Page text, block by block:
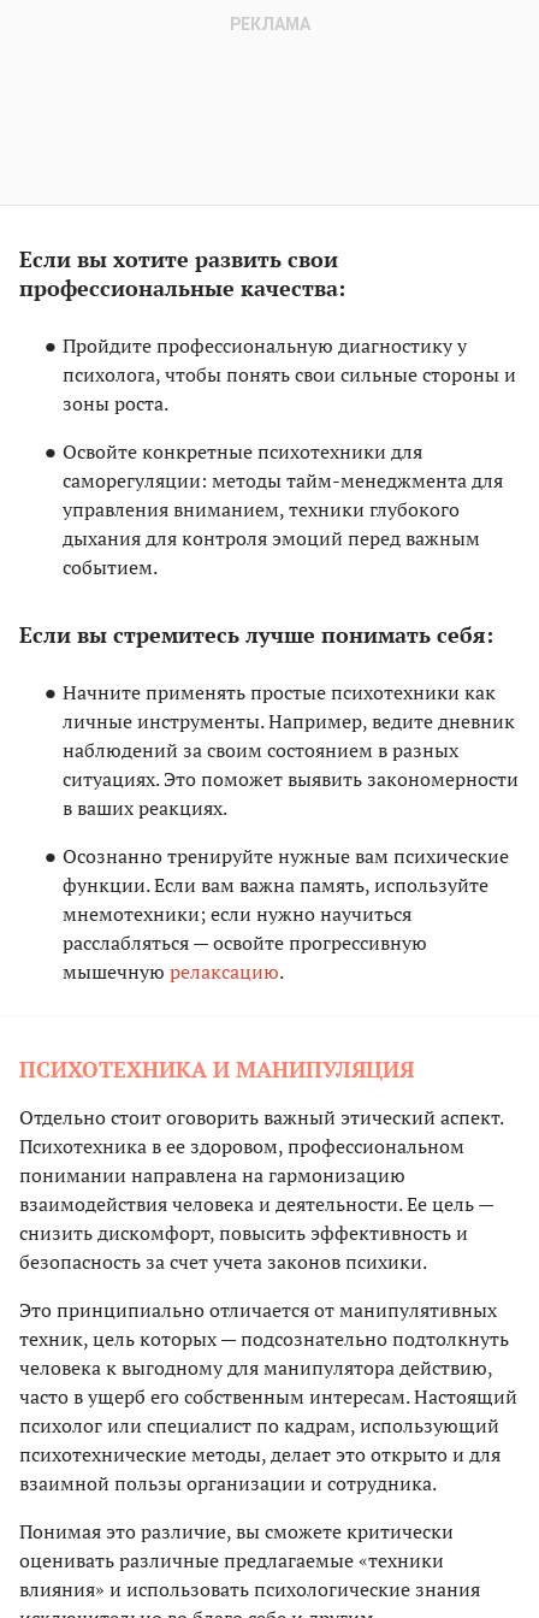
Если вы хотите развить свои
профессиональные качества:
Пройдите профессиональную диагностику у
психолога, чтобы понять свои сильные стороны и
зоны роста.
Освойте конкретные психотехники для
саморегуляции: методы тайм-менеджмента для
управления вниманием, техники глубокого
дыхания для контроля эмоций перед важным
событием.
Если вы стремитесь лучше понимать себя:
Начните применять простые психотехники как
личные инструменты. Например, ведите дневник
наблюдений за своим состоянием в разных
ситуациях. Это поможет выявить закономерности
в ваших реакциях.
Осознанно тренируйте нужные вам психические
функции. Если вам важна память, используйте
мнемотехники; если нужно научиться
расслабляться — освойте прогрессивную
мышечную релаксацию.
ПСИХОТЕХНИКА И МАНИПУЛЯЦИЯ
Отдельно стоит оговорить важный этический аспект.
Психотехника в ее здоровом, профессиональном
понимании направлена на гармонизацию
взаимодействия человека и деятельности. Ее цель —
снизить дискомфорт, повысить эффективность и
безопасность за счет учета законов психики.
Это принципиально отличается от манипулятивных
техник, цель которых — подсознательно подтолкнуть
человека к выгодному для манипулятора действию,
часто в ущерб его собственным интересам. Настоящий
психолог или специалист по кадрам, использующий
психотехнические методы, делает это открыто и для
взаимной пользы организации и сотрудника.
Понимая это различие, вы сможете критически
оценивать различные предлагаемые «техники
влияния» и использовать психологические знания